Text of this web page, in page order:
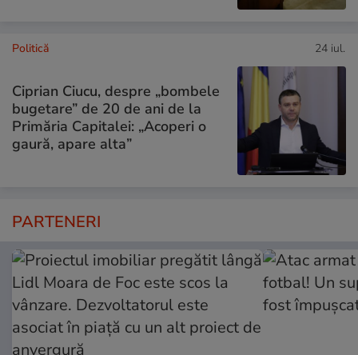
Politică 24 iul.
Ciprian Ciucu, despre „bombele
bugetare” de 20 de ani de la
Primăria Capitalei: „Acoperi o
gaură, apare alta”
PARTENERI